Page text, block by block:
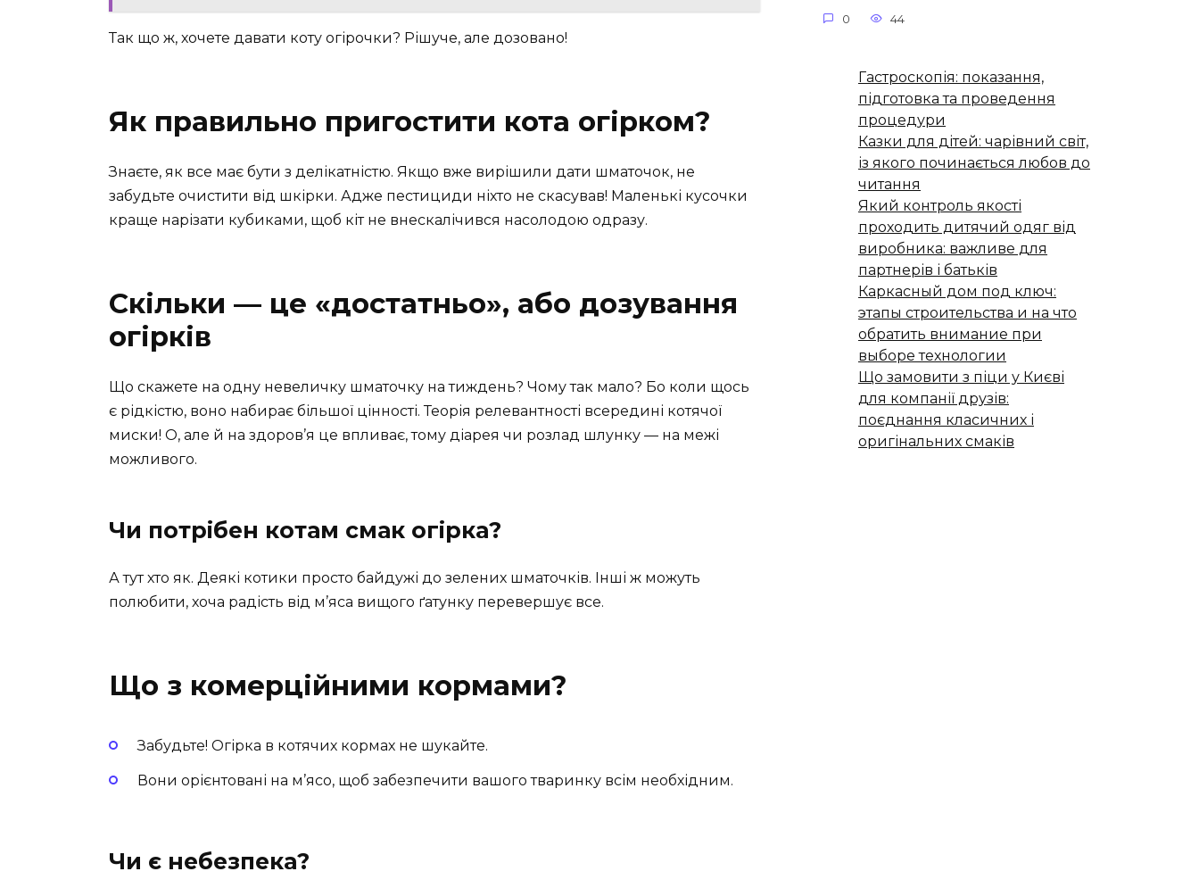
Так що ж, хочете давати коту огірочки? Рішуче, але дозовано!
Як правильно пригостити кота огірком?
Знаєте, як все має бути з делікатністю. Якщо вже вирішили дати шматочок, не
забудьте очистити від шкірки. Адже пестициди ніхто не скасував! Маленькі кусочки
краще нарізати кубиками, щоб кіт не внескалічився насолодою одразу.
Скільки — це «достатньо», або дозування
огірків
Що скажете на одну невеличку шматочку на тиждень? Чому так мало? Бо коли щось
є рідкістю, воно набирає більшої цінності. Теорія релевантності всередині котячої
миски! О, але й на здоров’я це впливає, тому діарея чи розлад шлунку — на межі
можливого.
Чи потрібен котам смак огірка?
А тут хто як. Деякі котики просто байдужі до зелених шматочків. Інші ж можуть
полюбити, хоча радість від м’яса вищого ґатунку перевершує все.
Що з комерційними кормами?
Забудьте! Огірка в котячих кормах не шукайте.
Вони орієнтовані на м’ясо, щоб забезпечити вашого тваринку всім необхідним.
Чи є небезпека?
0 44
Гастроскопія: показання,
підготовка та проведення
процедури
Казки для дітей: чарівний світ,
із якого починається любов до
читання
Який контроль якості
проходить дитячий одяг від
виробника: важливе для
партнерів і батьків
Каркасный дом под ключ:
этапы строительства и на что
обратить внимание при
выборе технологии
Що замовити з піци у Києві
для компанії друзів:
поєднання класичних і
оригінальних смаків